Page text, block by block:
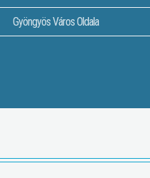
Gyöngyös Város Oldala